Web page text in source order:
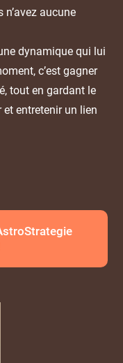
aucune
dynamique qui lui
c’est gagner
tout en gardant le
entretenir un lien